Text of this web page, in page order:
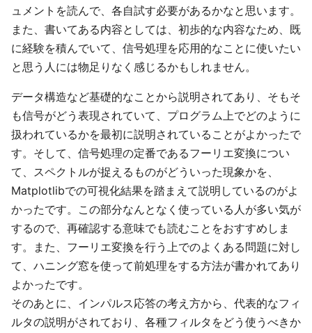
ュメントを読んで、各自試す必要があるかなと思います。
また、書いてある内容としては、初歩的な内容なため、既
に経験を積んでいて、信号処理を応用的なことに使いたい
と思う人には物足りなく感じるかもしれません。
データ構造など基礎的なことから説明されてあり、そもそ
も信号がどう表現されていて、プログラム上でどのように
扱われているかを最初に説明されていることがよかったで
す。そして、信号処理の定番であるフーリエ変換につい
て、スペクトルが捉えるものがどういった現象かを、
Matplotlibでの可視化結果を踏まえて説明しているのがよ
かったです。この部分なんとなく使っている人が多い気が
するので、再確認する意味でも読むことをおすすめしま
す。また、フーリエ変換を行う上でのよくある問題に対し
て、ハニング窓を使って前処理をする方法が書かれてあり
よかったです。
そのあとに、インパルス応答の考え方から、代表的なフィ
ルタの説明がされており、各種フィルタをどう使うべきか